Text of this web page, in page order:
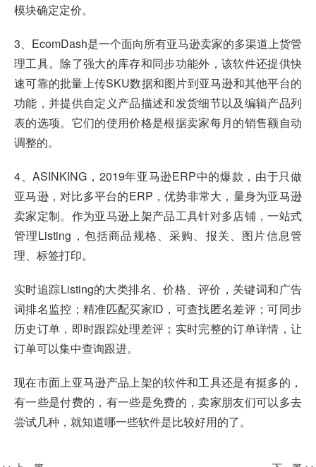
模块确定定价。
3、EcomDash是一个面向所有亚马逊卖家的多渠道上货管
理工具。除了强大的库存和同步功能外，该软件还提供快
速可靠的批量上传SKU数据和图片到亚马逊和其他平台的
功能，并提供自定义产品描述和发货细节以及编辑产品列
表的选项。它们的使用价格是根据卖家每月的销售额自动
调整的。
4、ASINKING，2019年亚马逊ERP中的爆款，由于只做
亚马逊，对比多平台的ERP，优势非常大，量身为亚马逊
卖家定制。作为亚马逊上架产品工具针对多店铺，一站式
管理Listing，包括商品规格、采购、报关、图片信息管
理、标签打印。
实时追踪Listing的大类排名、价格、评价，关键词和广告
词排名监控；精准匹配买家ID，可查找匿名差评；可同步
历史订单，即时跟踪处理差评；实时完整的订单详情，让
订单可以集中查询跟进。
现在市面上亚马逊产品上架的软件和工具还是有挺多的，
有一些是付费的，有一些是免费的，卖家朋友们可以多去
尝试几种，就知道哪一些软件是比较好用的了。